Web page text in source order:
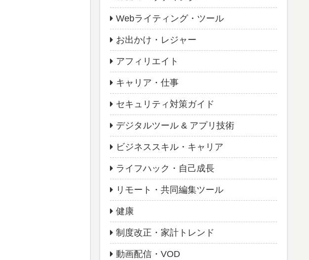
Webライティング・ツール
お出かけ・レジャー
アフィリエイト
キャリア・仕事
セキュリティ対策ガイド
デジタルツール & アプリ技術
ビジネススキル・キャリア
ライフハック・自己成長
リモート・共同編集ツール
健康
制度改正・家計トレンド
動画配信・VOD